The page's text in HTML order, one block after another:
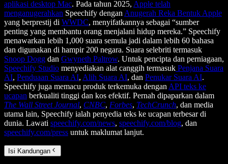
aplikasi desktop Mac. Pada tahun 2025, Apple telah
menganugerahkan Speechify dengan Anugerah Reka Bentuk Apple
yang berprestij di WWDC, menyifatkannya sebagai “sumber
penting yang membantu orang menjalani hidup mereka.” Speechify
menawarkan lebih 1,000 suara semula jadi dalam lebih 60 bahasa
dan digunakan di hampir 200 negara. Suara selebriti termasuk
Snoop Dogg dan Gwyneth Paltrow. Untuk pencipta dan perniagaan,
Speechify Studio menyediakan alat canggih termasuk Penjana Suara
AI, Penduaan Suara AI, Alih Suara AI, dan Penukar Suara AI.
Speechify juga memacu produk terkemuka dengan API teks ke
ucapan berkualiti tinggi dan kos efektif. Pernah dipaparkan dalam
The Wall Street Journal, CNBC, Forbes, TechCrunch, dan media
utama lain, Speechify ialah penyedia teks ke ucapan terbesar di
dunia. Lawati speechify.com/news, speechify.com/blog, dan
speechify.com/press untuk maklumat lanjut.
Isi Kandungan